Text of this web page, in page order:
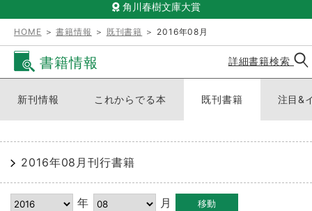
角川春樹文庫大賞
HOME ＞書籍情報 ＞ 既刊書籍 ＞ 2016年08月
書籍情報 詳細書籍検索
新刊情報 これからでる本 既刊書籍 注目&
2016年08月刊行書籍
年 月